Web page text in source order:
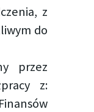
z
do
przez
z: